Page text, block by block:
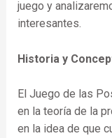
juego y
interesantes.
Historia y
El Juego de las
en la teoría de la
en la idea de que